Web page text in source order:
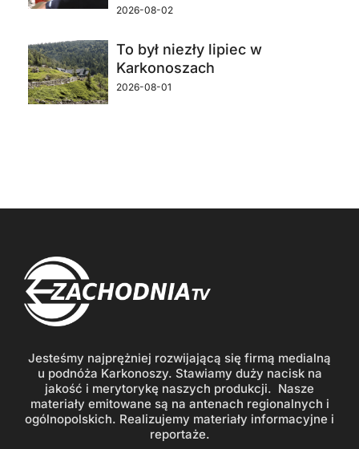
2026-08-02
To był niezły lipiec w
Karkonoszach
2026-08-01
Jesteśmy najprężniej rozwijającą się firmą medialną
u podnóża Karkonoszy. Stawiamy duży nacisk na
jakość i merytorykę naszych produkcji. Nasze
materiały emitowane są na antenach regionalnych i
ogólnopolskich. Realizujemy materiały informacyjne i
reportaże.